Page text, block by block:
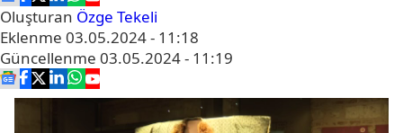
Oluşturan Özge Tekeli
Eklenme 03.05.2024 - 11:18
Güncellenme 03.05.2024 - 11:19